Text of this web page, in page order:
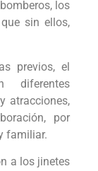
los
sin ellos,
previos, el
diferentes
atracciones,
por
familiar.
a los jinetes